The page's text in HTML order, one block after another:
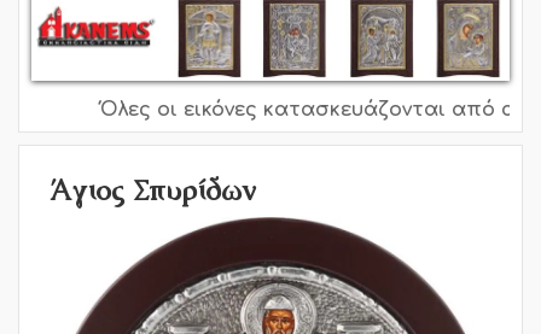
Όλες οι εικόνες κατασκευάζονται από
Άγιος Σπυρίδων